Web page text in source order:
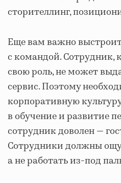
сторителлинг,
Еще вам важно
с командой. Сотрудник,
свою роль, не может
сервис. Поэтому
корпоративную
в обучение и развитие
сотрудник доволен —
Сотрудники должны
а не работать из-под